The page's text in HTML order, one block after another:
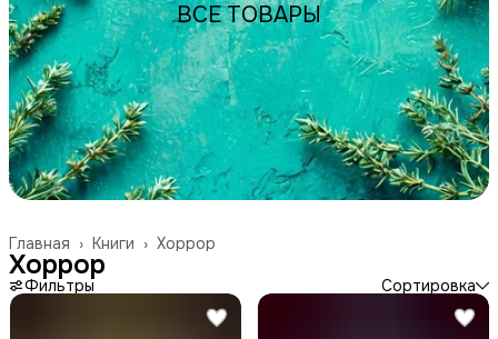
ВСЕ ТОВАРЫ
Хоррор
Книги ›
Главная ›
Хоррор
Фильтры Сортировка